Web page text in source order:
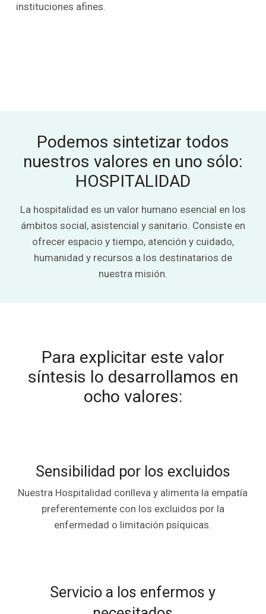
instituciones afines.
Podemos sintetizar todos
nuestros valores en uno sólo:
HOSPITALIDAD
La hospitalidad es un valor humano esencial en los
ámbitos social, asistencial y sanitario. Consiste en
ofrecer espacio y tiempo, atención y cuidado,
humanidad y recursos a los destinatarios de
nuestra misión.
Para explicitar este valor
síntesis lo desarrollamos en
ocho valores:
Sensibilidad por los excluidos
Nuestra Hospitalidad conlleva y alimenta la empatía
preferentemente con los excluidos por la
enfermedad o limitación psíquicas.
Servicio a los enfermos y